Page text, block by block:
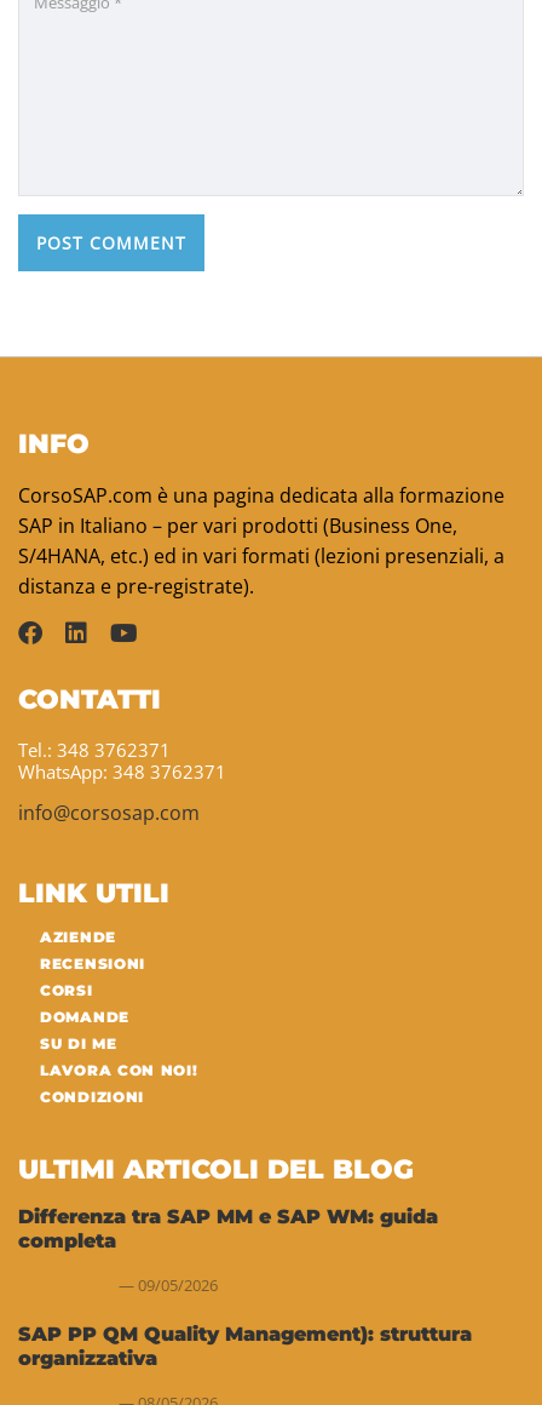
INFO
CorsoSAP.com è una pagina dedicata alla formazione
SAP in Italiano – per vari prodotti (Business One,
S/4HANA, etc.) ed in vari formati (lezioni presenziali, a
distanza e pre-registrate).
CONTATTI
Tel.: 348 3762371
WhatsApp: 348 3762371
info@corsosap.com
LINK UTILI
AZIENDE
RECENSIONI
CORSI
DOMANDE
SU DI ME
LAVORA CON NOI!
CONDIZIONI
ULTIMI ARTICOLI DEL BLOG
Differenza tra SAP MM e SAP WM: guida
completa
09/05/2026
SAP PP QM Quality Management): struttura
organizzativa